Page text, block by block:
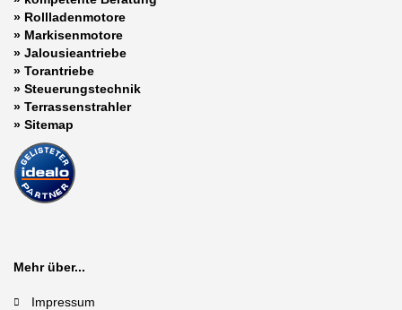
» Rollladenmotore
» Markisenmotore
» Jalousieantriebe
» Torantriebe
» Steuerungstechnik
» Terrassenstrahler
» Sitemap
Mehr über...
Impressum